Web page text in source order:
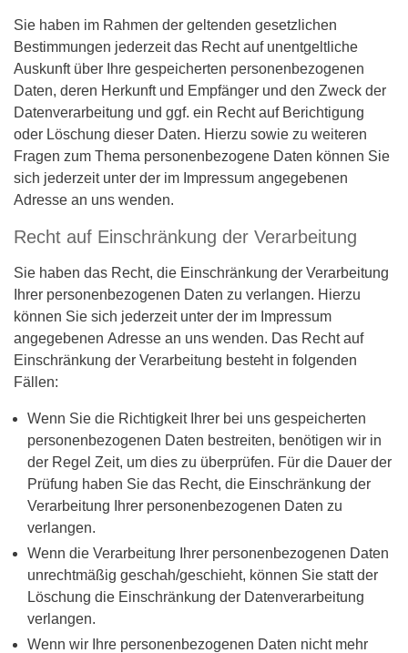
Sie haben im Rahmen der geltenden gesetzlichen
Bestimmungen jederzeit das Recht auf unentgeltliche
Auskunft über Ihre gespeicherten personenbezogenen
Daten, deren Herkunft und Empfänger und den Zweck der
Datenverarbeitung und ggf. ein Recht auf Berichtigung
oder Löschung dieser Daten. Hierzu sowie zu weiteren
Fragen zum Thema personenbezogene Daten können Sie
sich jederzeit unter der im Impressum angegebenen
Adresse an uns wenden.
Recht auf Einschränkung der Verarbeitung
Sie haben das Recht, die Einschränkung der Verarbeitung
Ihrer personenbezogenen Daten zu verlangen. Hierzu
können Sie sich jederzeit unter der im Impressum
angegebenen Adresse an uns wenden. Das Recht auf
Einschränkung der Verarbeitung besteht in folgenden
Fällen:
Wenn Sie die Richtigkeit Ihrer bei uns gespeicherten
personenbezogenen Daten bestreiten, benötigen wir in
der Regel Zeit, um dies zu überprüfen. Für die Dauer der
Prüfung haben Sie das Recht, die Einschränkung der
Verarbeitung Ihrer personenbezogenen Daten zu
verlangen.
Wenn die Verarbeitung Ihrer personenbezogenen Daten
unrechtmäßig geschah/geschieht, können Sie statt der
Löschung die Einschränkung der Datenverarbeitung
verlangen.
Wenn wir Ihre personenbezogenen Daten nicht mehr